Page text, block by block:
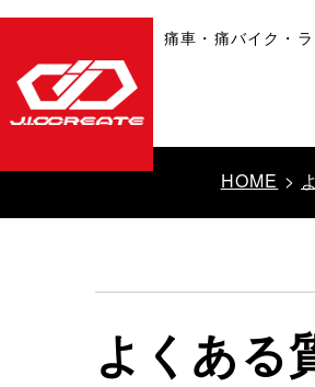
痛車・痛バイク・
HOME >
よくある